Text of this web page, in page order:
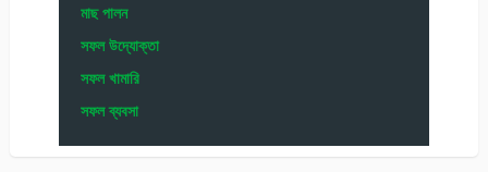
মাছ পালন
সফল উদ্যোক্তা
সফল খামারি
সফল ব্যবসা